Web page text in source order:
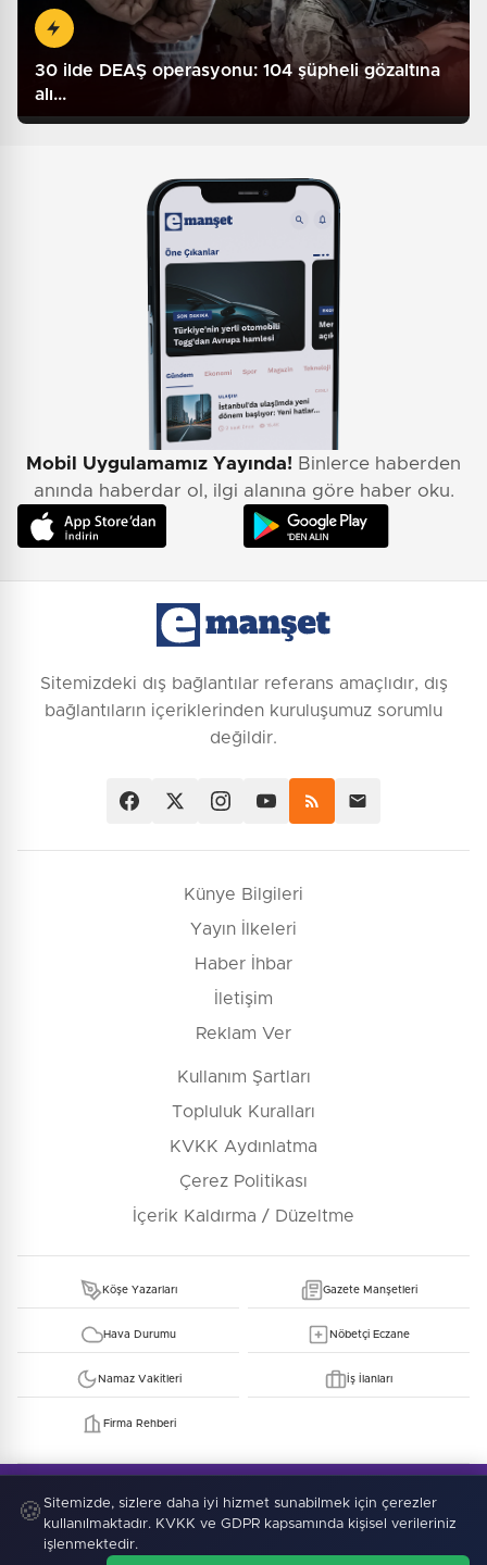
30 ilde DEAŞ operasyonu: 104 şüpheli gözaltına
alı...
Mobil Uygulamamız Yayında! Binlerce haberden
anında haberdar ol, ilgi alanına göre haber oku.
Sitemizdeki dış bağlantılar referans amaçlıdır, dış
bağlantıların içeriklerinden kuruluşumuz sorumlu
değildir.
Künye Bilgileri
Yayın İlkeleri
Haber İhbar
İletişim
Reklam Ver
Kullanım Şartları
Topluluk Kuralları
KVKK Aydınlatma
Çerez Politikası
İçerik Kaldırma / Düzeltme
Köşe Yazarları Gazete Manşetleri
Hava Durumu Nöbetçi Eczane
Namaz Vakitleri İş İlanları
Firma Rehberi
🍪 Sitemizde, sizlere daha iyi hizmet sunabilmek için çerezler
kullanılmaktadır. KVKK ve GDPR kapsamında kişisel verileriniz
işlenmektedir.
Çerez Politikası